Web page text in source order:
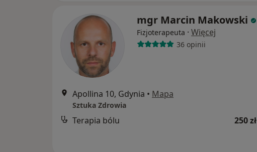
mgr Marcin Makowski
Fizjoterapeuta · Więcej
36 opinii
Apollina 10, Gdynia • Mapa
Sztuka Zdrowia
Terapia bólu 250 zł